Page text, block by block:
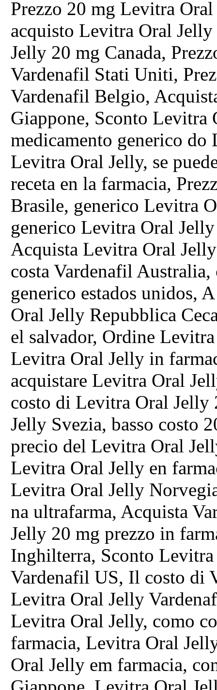
Prezzo 20 mg Levitra
acquisto Levitra Oral
Jelly 20 mg Canada,
Vardenafil Stati Uniti,
Vardenafil Belgio,
Giappone, Sconto Levitra
medicamento generico
Levitra Oral Jelly, se
receta en la farmacia,
Brasile, generico Levitra
generico Levitra Oral
Acquista Levitra Oral
costa Vardenafil
generico estados unidos,
Oral Jelly Repubblica
el salvador, Ordine
Levitra Oral Jelly in
acquistare Levitra Oral
costo di Levitra Oral
Jelly Svezia, basso costo
precio del Levitra Oral
Levitra Oral Jelly en
Levitra Oral Jelly
na ultrafarma, Acquista
Jelly 20 mg prezzo in
Inghilterra, Sconto
Vardenafil US, Il costo di
Levitra Oral Jelly
Levitra Oral Jelly, como
farmacia, Levitra Oral
Oral Jelly em farmacia,